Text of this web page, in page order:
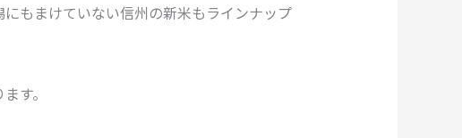
もまけていない信州の新米もラインナップ
す。